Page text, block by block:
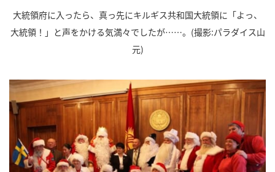
大統領府に入ったら、真っ先にキルギス共和国大統領に「よっ、
大統領！」と声をかける気満々でしたが……。(撮影:パラダイス山
元)